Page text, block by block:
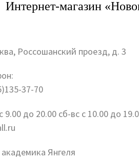
Интернет-магазин
Россошанский проезд, д. 3
37-70
9.00 до 20.00 сб-вс с 10.00 до
Янгеля